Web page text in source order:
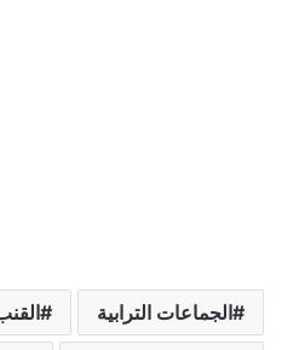
الجماعات الترابية